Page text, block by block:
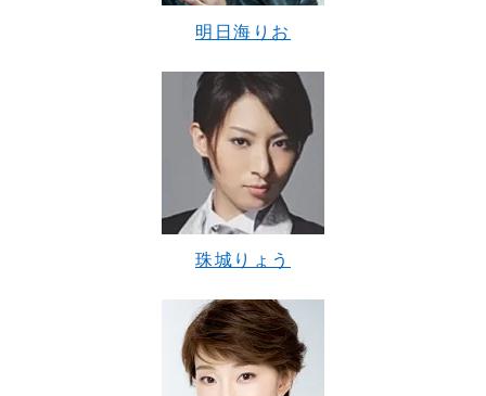
明日海りお
珠城りょう